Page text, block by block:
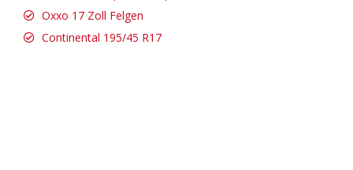
Oxxo 17 Zoll Felgen
Continental 195/45 R17